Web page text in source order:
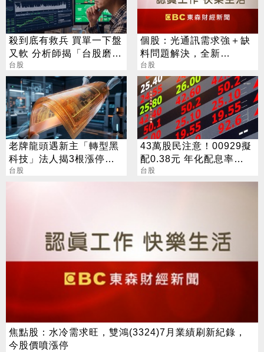
殺到底有救兵 買單一下盤
又軟 分析師揭「台股磨
人」背後真相
台股
個股：光通訊需求強＋缺
料問題解決，全新
(2455)7月營收創高、重
拾成長動能
台股
老牌龍頭遇新主「轉型黑
科技」法人揭3根漲停背
後秘辛
台股
43萬股民注意！00929擬
配0.38元 年化配息率
16.5%
台股
焦點股：水冷需求旺，雙鴻(3324)7月業績刷新紀錄，
今股價噴漲停